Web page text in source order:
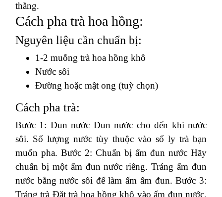
thẳng.
Cách pha trà hoa hồng:
Nguyên liệu cần chuẩn bị:
1-2 muỗng trà hoa hồng khô
Nước sôi
Đường hoặc mật ong (tuỳ chọn)
Cách pha trà:
Bước 1: Đun nước Đun nước cho đến khi nước
sôi. Số lượng nước tùy thuộc vào số ly trà bạn
muốn pha. Bước 2: Chuẩn bị ấm đun nước Hãy
chuẩn bị một ấm đun nước riêng. Tráng ấm đun
nước bằng nước sôi để làm ấm ấm đun. Bước 3:
Tráng trà Đặt trà hoa hồng khô vào ấm đun nước.